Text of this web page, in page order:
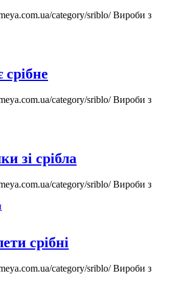
category/sriblo/Вироби з
срібне
category/sriblo/Вироби з
зі срібла
category/sriblo/Вироби з
срібні
category/sriblo/Вироби з